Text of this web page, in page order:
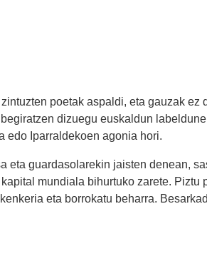
poetak aspaldi, eta gauzak ez
dizuegu euskaldun
edo Iparraldekoen agonia hori.
eta guardasolarekin jaisten denean,
mundiala bihurtuko zarete. Piztu
eta borrokatu beharra.